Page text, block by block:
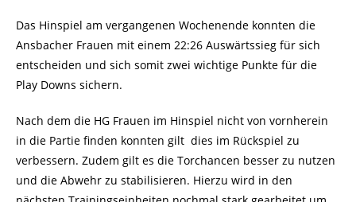
Das Hinspiel am vergangenen Wochenende konnten die
Ansbacher Frauen mit einem 22:26 Auswärtssieg für sich
entscheiden und sich somit zwei wichtige Punkte für die
Play Downs sichern.
Nach dem die HG Frauen im Hinspiel nicht von vornherein
in die Partie finden konnten gilt dies im Rückspiel zu
verbessern. Zudem gilt es die Torchancen besser zu nutzen
und die Abwehr zu stabilisieren. Hierzu wird in den